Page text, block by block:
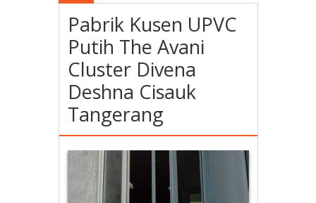
Pabrik Kusen UPVC
Putih The Avani
Cluster Divena
Deshna Cisauk
Tangerang